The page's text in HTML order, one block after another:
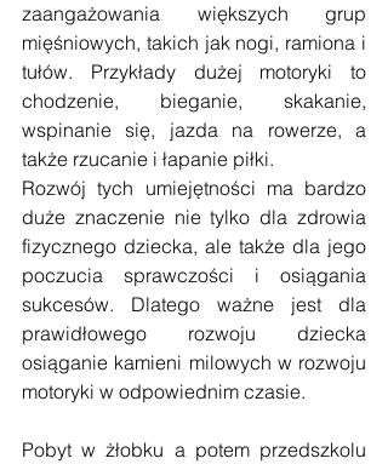
zaangażowania większych grup
mięśniowych, takich jak nogi, ramiona i
tułów. Przykłady dużej motoryki to
chodzenie, bieganie, skakanie,
wspinanie się, jazda na rowerze, a
także rzucanie i łapanie piłki.
Rozwój tych umiejętności ma bardzo
duże znaczenie nie tylko dla zdrowia
fizycznego dziecka, ale także dla jego
poczucia sprawczości i osiągania
sukcesów. Dlatego ważne jest dla
prawidłowego rozwoju dziecka
osiąganie kamieni milowych w rozwoju
motoryki w odpowiednim czasie.
Pobyt w żłobku a potem przedszkolu